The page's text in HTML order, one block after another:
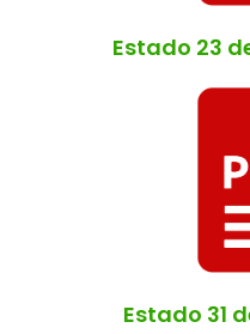
Estado 23
Estado 31